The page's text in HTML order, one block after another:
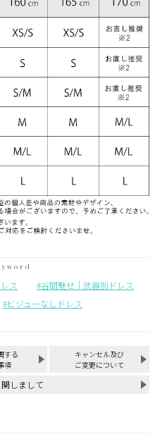
ス
谷間魅せ｜武器別ドレス
ビジューなしドレス
する
項
キャンセル及び
ご変更について
しまして